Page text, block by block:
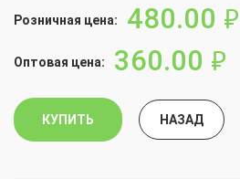
Розничная цена: 480.00 руб.
Оптовая цена: 360.00 руб.
КУПИТЬ НАЗАД